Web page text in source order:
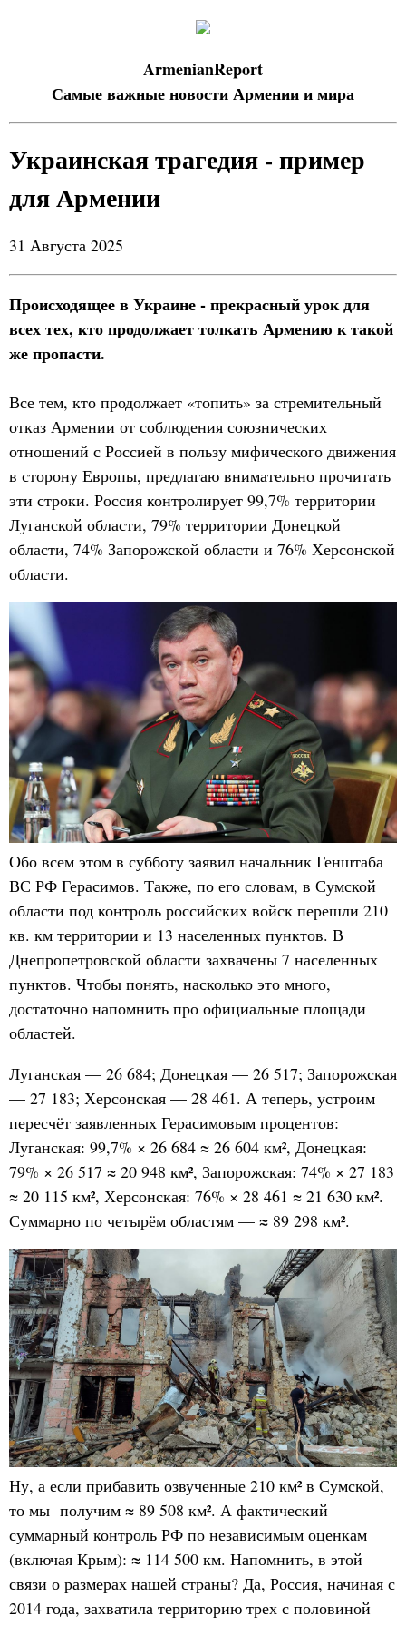
ArmenianReport
Самые важные новости Армении и мира
Украинская трагедия - пример
для Армении
31 Августа 2025
Происходящее в Украине - прекрасный урок для
всех тех, кто продолжает толкать Армению к такой
же пропасти.
Все тем, кто продолжает «топить» за стремительный
отказ Армении от соблюдения союзнических
отношений с Россией в пользу мифического движения
в сторону Европы, предлагаю внимательно прочитать
эти строки. Россия контролирует 99,7% территории
Луганской области, 79% территории Донецкой
области, 74% Запорожской области и 76% Херсонской
области.
Обо всем этом в субботу заявил начальник Генштаба
ВС РФ Герасимов. Также, по его словам, в Сумской
области под контроль российских войск перешли 210
кв. км территории и 13 населенных пунктов. В
Днепропетровской области захвачены 7 населенных
пунктов. Чтобы понять, насколько это много,
достаточно напомнить про официальные площади
областей.
Луганская — 26 684; Донецкая — 26 517; Запорожская
— 27 183; Херсонская — 28 461. А теперь, устроим
пересчёт заявленных Герасимовым процентов:
Луганская: 99,7% × 26 684 ≈ 26 604 км², Донецкая:
79% × 26 517 ≈ 20 948 км², Запорожская: 74% × 27 183
≈ 20 115 км², Херсонская: 76% × 28 461 ≈ 21 630 км².
Суммарно по четырём областям — ≈ 89 298 км².
Ну, а если прибавить озвученные 210 км² в Сумской,
то мы получим ≈ 89 508 км². А фактический
суммарный контроль РФ по независимым оценкам
(включая Крым): ≈ 114 500 км. Напомнить, в этой
связи о размерах нашей страны? Да, Россия, начиная с
2014 года, захватила территорию трех с половиной